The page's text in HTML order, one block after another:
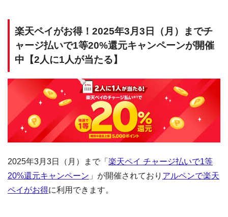
楽天ペイがお得！2025年3月3日（月）までチ
ャージ払いで1等20%還元キャンペーンが開催
中【2人に1人が当たる】
2025年3月3日（月）まで「 楽天ペイ チャージ払いで1等
20%還元キャンペーン 」が開催されており アルペンで楽天
ペイがお得に利用できます。